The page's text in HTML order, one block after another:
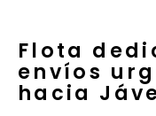
Flota
envíos
hacia